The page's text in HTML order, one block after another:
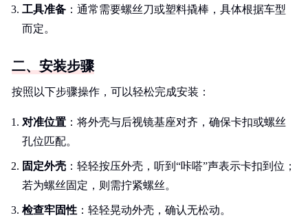
工具准备 ：通常需要螺丝刀或塑料撬棒，具体根据车型
而定。
二、安装步骤
按照以下步骤操作，可以轻松完成安装：
对准位置 ：将外壳与后视镜基座对齐，确保卡扣或螺丝
孔位匹配。
固定外壳 ：轻轻按压外壳，听到“咔嗒”声表示卡扣到位；
若为螺丝固定，则需拧紧螺丝。
检查牢固性 ：轻轻晃动外壳，确认无松动。